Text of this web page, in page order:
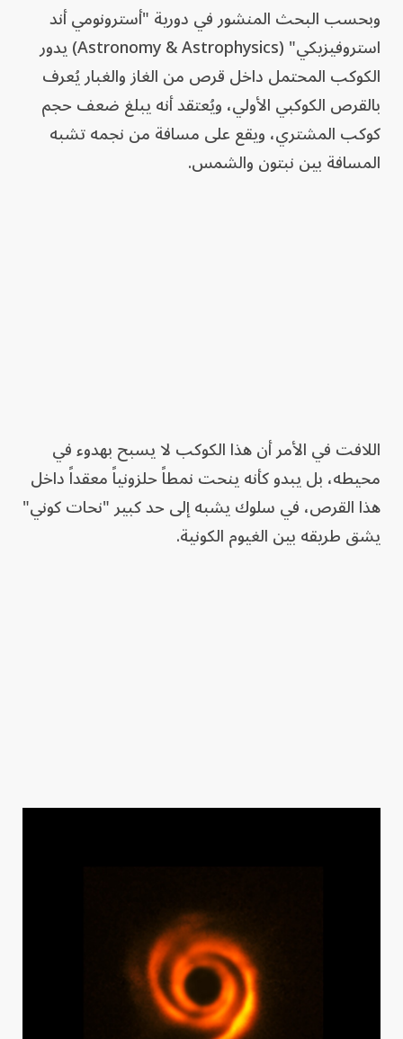
وبحسب البحث المنشور في دورية "أسترونومي أند
استروفيزيكي" (Astronomy & Astrophysics) يدور
الكوكب المحتمل داخل قرص من الغاز والغبار يُعرف
بالقرص الكوكبي الأولي، ويُعتقد أنه يبلغ ضعف حجم
كوكب المشتري، ويقع على مسافة من نجمه تشبه
المسافة بين نبتون والشمس.
اللافت في الأمر أن هذا الكوكب لا يسبح بهدوء في
محيطه، بل يبدو كأنه ينحت نمطاً حلزونياً معقداً داخل
هذا القرص، في سلوك يشبه إلى حد كبير "نحات كوني"
يشق طريقه بين الغيوم الكونية.